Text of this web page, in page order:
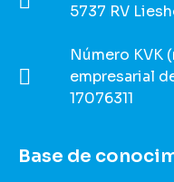
5737 RV
Número KVK
empresarial
17076311
Base de